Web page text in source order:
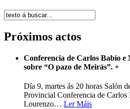
Próximos actos
Conferencia de Carlos Babío e
sobre “O pazo de Meirás”. +
Día 9, martes ás 20 horas Salón
Provincial Conferencia de Carlos
Lourenzo… Ler Máis